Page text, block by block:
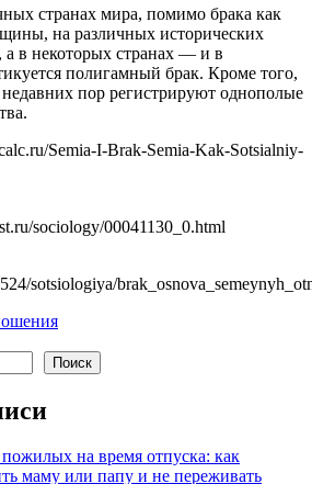
странах мира, помимо брака как
на различных исторических
в некоторых странах — и в
полигамный брак. Кроме того,
пор регистрируют однополые
Semia-I-Brak-Semia-Kak-Sotsialniy-
sociology/00041130_0.html
sotsiologiya/
Поиск
на время отпуска: как
маму или папу и не переживать